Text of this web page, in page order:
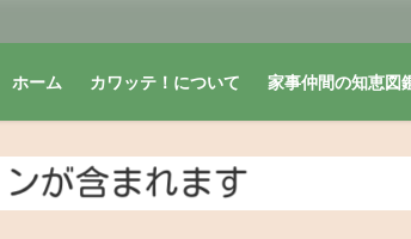
ホーム カワッテ！について 家事仲間の知恵図